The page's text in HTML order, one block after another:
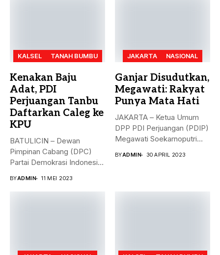
KALSEL TANAH BUMBU
Kenakan Baju
Adat, PDI
Perjuangan Tanbu
Daftarkan Caleg ke
KPU
BATULICIN – Dewan
Pimpinan Cabang (DPC)
Partai Demokrasi Indonesia
BYADMIN 11 MEI 2023
JAKARTA NASIONAL
Ganjar Disudutkan,
Megawati: Rakyat
Punya Mata Hati
JAKARTA – Ketua Umum
DPP PDI Perjuangan (PDIP)
Megawati Soekarnoputri
BYADMIN 30 APRIL 2023